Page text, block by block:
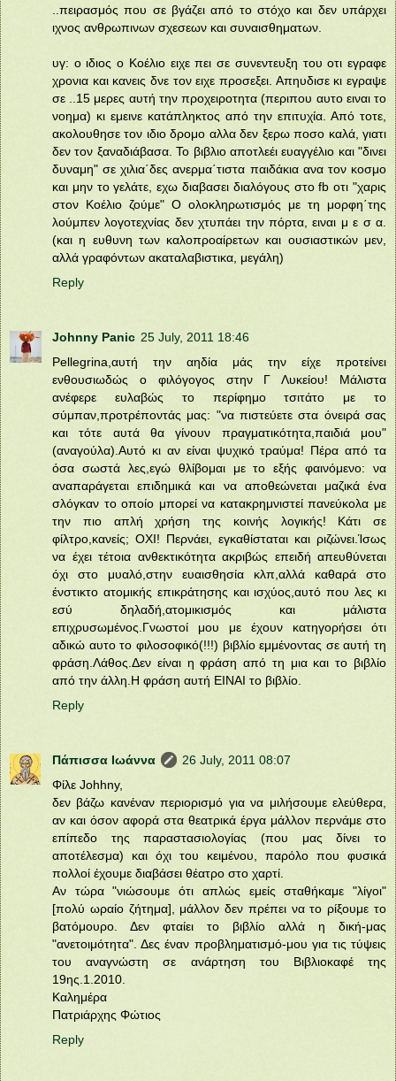
..πειρασμός που σε βγάζει από το στόχο και δεν υπάρχει
ιχνος ανθρωπινων σχεσεων και συναισθηματων.
υγ: ο ιδιος ο Κοέλιο ειχε πει σε συνεντευξη του οτι εγραφε
χρονια και κανεις δνε τον ειχε προσεξει. Απηυδισε κι εγραψε
σε ..15 μερες αυτή την προχειροτητα (περιπου αυτο ειναι το
νοημα) κι εμεινε κατάπληκτος από την επιτυχία. Από τοτε,
ακολουθησε τον ιδιο δρομο αλλα δεν ξερω ποσο καλά, γιατι
δεν τον ξαναδιάβασα. Το βιβλιο αποτλεέι ευαγγέλιο και "δινει
δυναμη" σε χιλια΄δες ανερμα΄τιστα παιδάκια ανα τον κοσμο
και μην το γελάτε, εχω διαβασει διαλόγους στο fb οτι "χαρις
στον Κοέλιο ζούμε" Ο ολοκληρωτισμός με τη μορφη΄της
λούμπεν λογοτεχνίας δεν χτυπάει την πόρτα, ειναι μ ε σ α.
(και η ευθυνη των καλοπροαίρετων και ουσιαστικών μεν,
αλλά γραφόντων ακαταλαβιστικα, μεγάλη)
Reply
Johnny Panic 25 July, 2011 18:46
Pellegrina,αυτή την αηδία μάς την είχε προτείνει
ενθουσιωδώς ο φιλόγογος στην Γ Λυκείου! Μάλιστα
ανέφερε ευλαβώς το περίφημο τσιτάτο με το
σύμπαν,προτρέποντάς μας: "να πιστεύετε στα όνειρά σας
και τότε αυτά θα γίνουν πραγματικότητα,παιδιά μου"
(αναγούλα).Αυτό κι αν είναι ψυχικό τραύμα! Πέρα από τα
όσα σωστά λες,εγώ θλίβομαι με το εξής φαινόμενο: να
αναπαράγεται επιδημικά και να αποθεώνεται μαζικά ένα
σλόγκαν το οποίο μπορεί να κατακρημνιστεί πανεύκολα με
την πιο απλή χρήση της κοινής λογικής! Κάτι σε
φίλτρο,κανείς; ΟΧΙ! Περνάει, εγκαθίσταται και ριζώνει.Ίσως
να έχει τέτοια ανθεκτικότητα ακριβώς επειδή απευθύνεται
όχι στο μυαλό,στην ευαισθησία κλπ,αλλά καθαρά στο
ένστικτο ατομικής επικράτησης και ισχύος,αυτό που λες κι
εσύ δηλαδή,ατομικισμός και μάλιστα
επιχρυσωμένος.Γνωστοί μου με έχουν κατηγορήσει ότι
αδικώ αυτο το φιλοσοφικό(!!!) βιβλίο εμμένοντας σε αυτή τη
φράση.Λάθος.Δεν είναι η φράση από τη μια και το βιβλίο
από την άλλη.Η φράση αυτή ΕΙΝΑΙ το βιβλίο.
Reply
Πάπισσα Ιωάννα
26 July, 2011 08:07
Φίλε Johhny,
δεν βάζω κανέναν περιορισμό για να μιλήσουμε ελεύθερα,
αν και όσον αφορά στα θεατρικά έργα μάλλον περνάμε στο
επίπεδο της παραστασιολογίας (που μας δίνει το
αποτέλεσμα) και όχι του κειμένου, παρόλο που φυσικά
πολλοί έχουμε διαβάσει θέατρο στο χαρτί.
Αν τώρα "νιώσουμε ότι απλώς εμείς σταθήκαμε "λίγοι"
[πολύ ωραίο ζήτημα], μάλλον δεν πρέπει να το ρίξουμε το
βατόμουρο. Δεν φταίει το βιβλίο αλλά η δική-μας
"ανετοιμότητα". Δες έναν προβληματισμό-μου για τις τύψεις
του αναγνώστη σε ανάρτηση του Βιβλιοκαφέ της
19ης.1.2010.
Καλημέρα
Πατριάρχης Φώτιος
Reply